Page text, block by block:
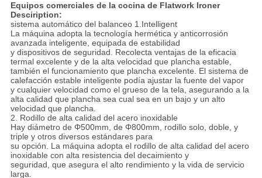
Equipos comerciales de la cocina de Flatwork Ironer
Desciription:
sistema automático del balanceo 1.Intelligent
La máquina adopta la tecnología hermética y anticorrosión
avanzada inteligente, equipada de estabilidad
y dispositivos de seguridad. Recolecta ventajas de la eficacia
termal excelente y de la alta velocidad que plancha estable,
también el funcionamiento que plancha excelente. El sistema de
calefacción estable inteligente podía ajustar la fuente del vapor
y cualquier velocidad como el grueso de la tela, asegurando a la
alta calidad que plancha sea cual sea en un bajo y un alto
velocidad que plancha.
2. Rodillo de alta calidad del acero inoxidable
Hay diámetro de Φ500mm, de Φ800mm, rodillo solo, doble, y
triple y otros diversos estándares para
su opción. La máquina adopta el rodillo de alta calidad del acero
inoxidable con alta resistencia del decaimiento y
seguridad, que asegura el alto rendimiento y la vida de servicio
larga.